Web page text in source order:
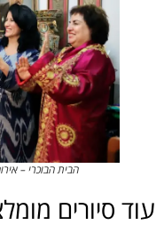
הבית הבוכרי –
עוד סיורים